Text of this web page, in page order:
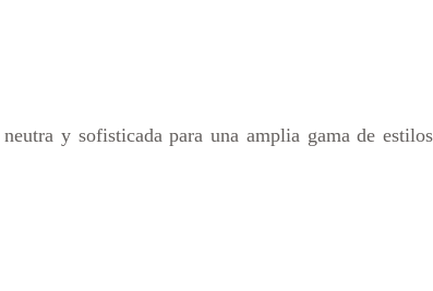
y sofisticada para una amplia gama de estilos